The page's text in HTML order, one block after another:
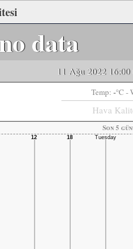
data
11 Ağu 2022
Temp: -°C -
Hava
Son 5